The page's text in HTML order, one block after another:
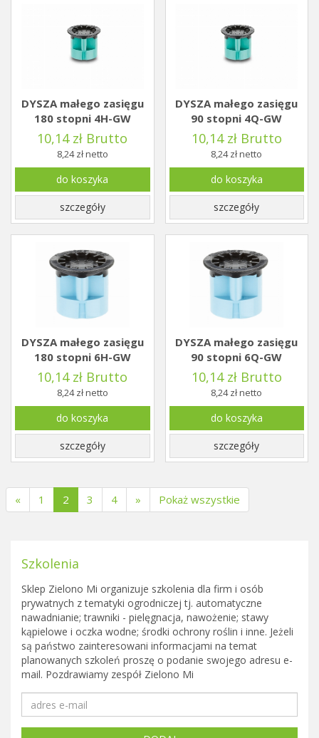
DYSZA małego zasięgu
180 stopni 4H-GW
10,14 zł Brutto
8,24 zł netto
do koszyka
szczegóły
DYSZA małego zasięgu
90 stopni 4Q-GW
10,14 zł Brutto
8,24 zł netto
do koszyka
szczegóły
DYSZA małego zasięgu
180 stopni 6H-GW
10,14 zł Brutto
8,24 zł netto
do koszyka
szczegóły
DYSZA małego zasięgu
90 stopni 6Q-GW
10,14 zł Brutto
8,24 zł netto
do koszyka
szczegóły
« 1 2(current)
3 4 » Pokaż wszystkie
Szkolenia
Sklep Zielono Mi organizuje szkolenia dla firm i osób
prywatnych z tematyki ogrodniczej tj. automatyczne
nawadnianie; trawniki - pielęgnacja, nawożenie; stawy
kąpielowe i oczka wodne; środki ochrony roślin i inne. Jeżeli
są państwo zainteresowani informacjami na temat
planowanych szkoleń proszę o podanie swojego adresu e-
mail. Pozdrawiamy zespół Zielono Mi